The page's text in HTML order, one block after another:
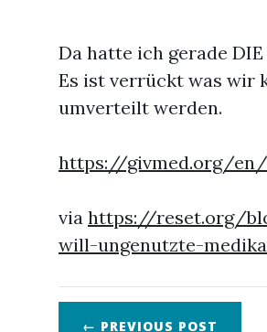
Da hatte ich gerade
Es ist verrückt was wir
umverteilt werden.
https://givmed.org/en/
via https://reset.org/
will-ungenutzte-
← PREVIOUS POST